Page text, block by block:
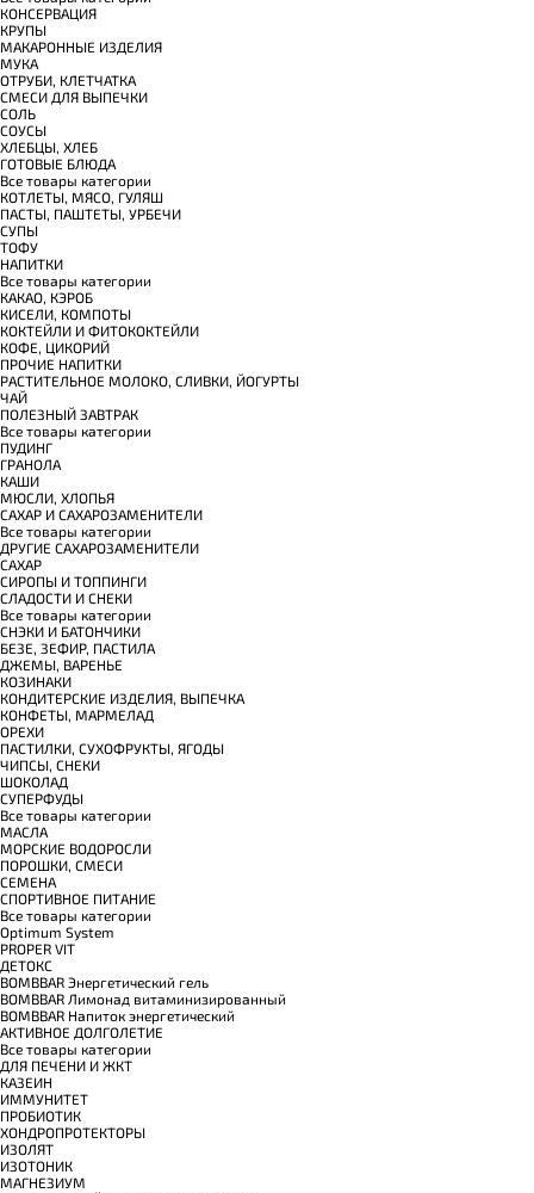
КОНСЕРВАЦИЯ
КРУПЫ
МАКАРОННЫЕ ИЗДЕЛИЯ
МУКА
ОТРУБИ, КЛЕТЧАТКА
СМЕСИ ДЛЯ ВЫПЕЧКИ
СОЛЬ
СОУСЫ
ХЛЕБЦЫ, ХЛЕБ
ГОТОВЫЕ БЛЮДА
Все товары категории
КОТЛЕТЫ, МЯСО, ГУЛЯШ
ПАСТЫ, ПАШТЕТЫ, УРБЕЧИ
СУПЫ
ТОФУ
НАПИТКИ
Все товары категории
КАКАО, КЭРОБ
КИСЕЛИ, КОМПОТЫ
КОКТЕЙЛИ И ФИТОКОКТЕЙЛИ
КОФЕ, ЦИКОРИЙ
ПРОЧИЕ НАПИТКИ
РАСТИТЕЛЬНОЕ МОЛОКО, СЛИВКИ, ЙОГУРТЫ
ЧАЙ
ПОЛЕЗНЫЙ ЗАВТРАК
Все товары категории
ПУДИНГ
ГРАНОЛА
КАШИ
МЮСЛИ, ХЛОПЬЯ
САХАР И САХАРОЗАМЕНИТЕЛИ
Все товары категории
ДРУГИЕ САХАРОЗАМЕНИТЕЛИ
САХАР
СИРОПЫ И ТОППИНГИ
СЛАДОСТИ И СНЕКИ
Все товары категории
СНЭКИ И БАТОНЧИКИ
БЕЗЕ, ЗЕФИР, ПАСТИЛА
ДЖЕМЫ, ВАРЕНЬЕ
КОЗИНАКИ
КОНДИТЕРСКИЕ ИЗДЕЛИЯ, ВЫПЕЧКА
КОНФЕТЫ, МАРМЕЛАД
ОРЕХИ
ПАСТИЛКИ, СУХОФРУКТЫ, ЯГОДЫ
ЧИПСЫ, СНЕКИ
ШОКОЛАД
СУПЕРФУДЫ
Все товары категории
МАСЛА
МОРСКИЕ ВОДОРОСЛИ
ПОРОШКИ, СМЕСИ
СЕМЕНА
СПОРТИВНОЕ ПИТАНИЕ
Все товары категории
Optimum System
PROPER VIT
ДЕТОКС
BOMBBAR Энергетический гель
BOMBBAR Лимонад витаминизированный
BOMBBAR Напиток энергетический
АКТИВНОЕ ДОЛГОЛЕТИЕ
Все товары категории
ДЛЯ ПЕЧЕНИ И ЖКТ
КАЗЕИН
ИММУНИТЕТ
ПРОБИОТИК
ХОНДРОПРОТЕКТОРЫ
ИЗОЛЯТ
ИЗОТОНИК
МАГНЕЗИУМ